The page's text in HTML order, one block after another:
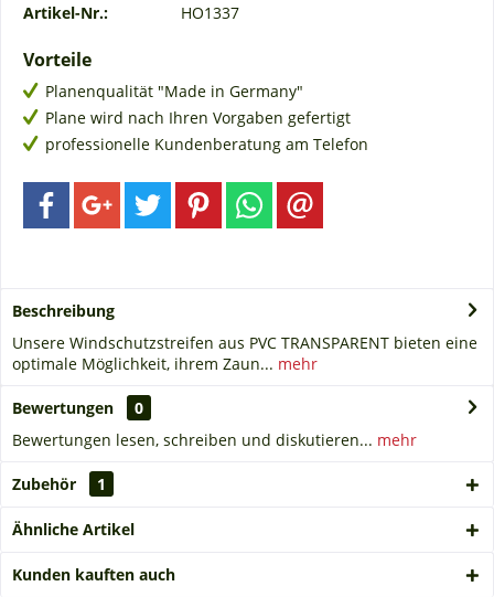
Artikel-Nr.: HO1337
Vorteile
Planenqualität "Made in Germany"
Plane wird nach Ihren Vorgaben gefertigt
professionelle Kundenberatung am Telefon
Beschreibung
Unsere Windschutzstreifen aus PVC TRANSPARENT bieten eine
optimale Möglichkeit, ihrem Zaun... mehr
Bewertungen
0
Bewertungen lesen, schreiben und diskutieren... mehr
Zubehör 1
Ähnliche Artikel
Kunden kauften auch